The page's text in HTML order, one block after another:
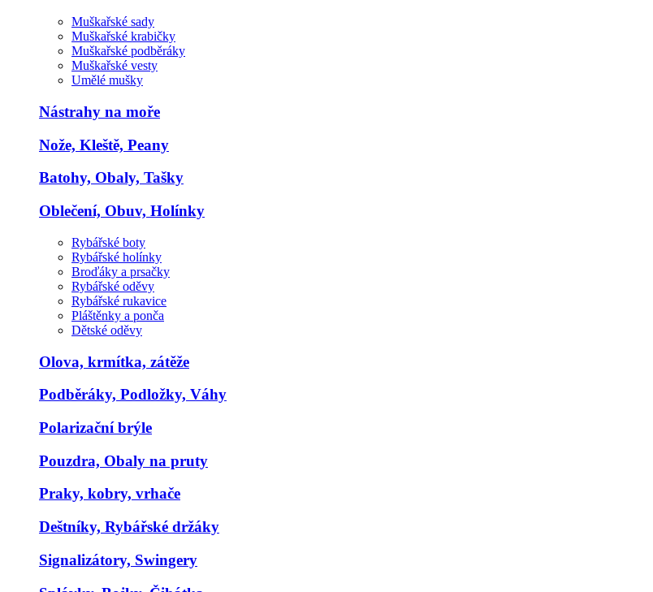
Muškařské sady
Muškařské krabičky
Muškařské podběráky
Muškařské vesty
Umělé mušky
Nástrahy na moře
Nože, Kleště, Peany
Batohy, Obaly, Tašky
Oblečení, Obuv, Holínky
Rybářské boty
Rybářské holínky
Broďáky a prsačky
Rybářské oděvy
Rybářské rukavice
Pláštěnky a ponča
Dětské oděvy
Olova, krmítka, zátěže
Podběráky, Podložky, Váhy
Polarizační brýle
Pouzdra, Obaly na pruty
Praky, kobry, vrhače
Deštníky, Rybářské držáky
Signalizátory, Swingery